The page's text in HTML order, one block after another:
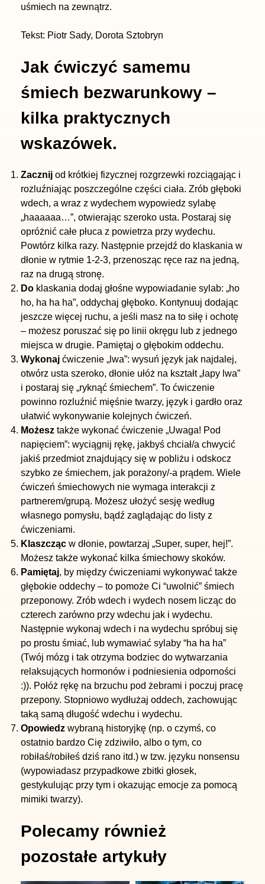
uśmiech na zewnątrz.
Tekst: Piotr Sady, Dorota Sztobryn
Jak ćwiczyć samemu
śmiech bezwarunkowy –
kilka praktycznych
wskazówek.
Zacznij od krótkiej fizycznej rozgrzewki rozciągając i
rozluźniając poszczególne części ciała. Zrób głęboki
wdech, a wraz z wydechem wypowiedz sylabę
„haaaaaa…”, otwierając szeroko usta. Postaraj się
opróżnić całe płuca z powietrza przy wydechu.
Powtórz kilka razy. Następnie przejdź do klaskania w
dłonie w rytmie 1-2-3, przenosząc ręce raz na jedną,
raz na drugą stronę.
Do klaskania dodaj głośne wypowiadanie sylab: „ho
ho, ha ha ha”, oddychaj głęboko. Kontynuuj dodając
jeszcze więcej ruchu, a jeśli masz na to siłę i ochotę
– możesz poruszać się po linii okręgu lub z jednego
miejsca w drugie. Pamiętaj o głębokim oddechu.
Wykonaj ćwiczenie „lwa”: wysuń język jak najdalej,
otwórz usta szeroko, dłonie ułóż na kształt „łapy lwa”
i postaraj się „ryknąć śmiechem”. To ćwiczenie
powinno rozluźnić mięśnie twarzy, język i gardło oraz
ułatwić wykonywanie kolejnych ćwiczeń.
Możesz także wykonać ćwiczenie „Uwaga! Pod
napięciem”: wyciągnij rękę, jakbyś chciał/a chwycić
jakiś przedmiot znajdujący się w pobliżu i odskocz
szybko ze śmiechem, jak porażony/-a prądem. Wiele
ćwiczeń śmiechowych nie wymaga interakcji z
partnerem/grupą. Możesz ułożyć sesję według
własnego pomysłu, bądź zaglądając do listy z
ćwiczeniami.
Klaszcząc w dłonie, powtarzaj „Super, super, hej!”.
Możesz także wykonać kilka śmiechowy skoków.
Pamiętaj, by między ćwiczeniami wykonywać także
głębokie oddechy – to pomoże Ci “uwolnić” śmiech
przeponowy. Zrób wdech i wydech nosem licząc do
czterech zarówno przy wdechu jak i wydechu.
Następnie wykonaj wdech i na wydechu spróbuj się
po prostu śmiać, lub wymawiać sylaby “ha ha ha”
(Twój mózg i tak otrzyma bodziec do wytwarzania
relaksujących hormonów i podniesienia odporności
:)). Połóż rękę na brzuchu pod żebrami i poczuj pracę
przepony. Stopniowo wydłużaj oddech, zachowując
taką samą długość wdechu i wydechu.
Opowiedz wybraną historyjkę (np. o czymś, co
ostatnio bardzo Cię zdziwiło, albo o tym, co
robiłaś/robiłeś dziś rano itd.) w tzw. języku nonsensu
(wypowiadasz przypadkowe zbitki głosek,
gestykulując przy tym i okazując emocje za pomocą
mimiki twarzy).
Dane kontaktowe
IMC Centrum Zdrowia
ul. Strzelińska 41
Polecamy również
pozostałe artykuły